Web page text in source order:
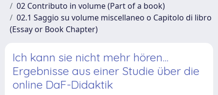
02 Contributo in volume (Part of a book)
02.1 Saggio su volume miscellaneo o Capitolo di libro
(Essay or Book Chapter)
Ich kann sie nicht mehr hören...
Ergebnisse aus einer Studie über die
online DaF-Didaktik